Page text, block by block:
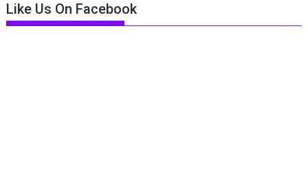
Like Us On Facebook